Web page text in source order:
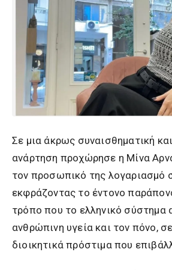
Σε μια άκρως συναισθηματική
ανάρτηση προχώρησε η Μίνα
τον προσωπικό της λογαριασμό
εκφράζοντας το έντονο
τρόπο που το ελληνικό σύστημα
ανθρώπινη υγεία και τον πόνο,
διοικητικά πρόστιμα που